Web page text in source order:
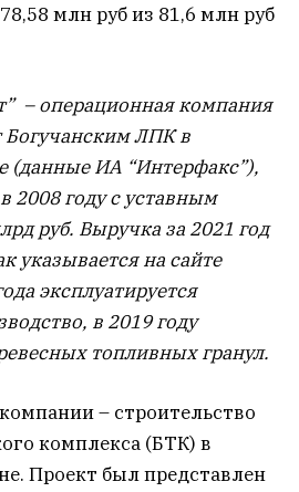
млн руб из 81,6 млн руб
– операционная компания
ЛПК в
(данные ИА “Интерфакс”),
2008 году с уставным
руб. Выручка за 2021 год
указывается на сайте
эксплуатируется
в 2019 году
топливных гранул.
– строительство
комплекса (БТК) в
Проект был представлен